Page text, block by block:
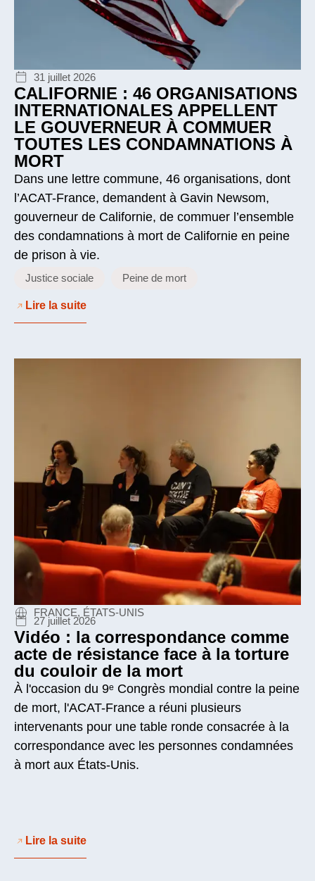
31 juillet 2026
CALIFORNIE : 46 ORGANISATIONS
INTERNATIONALES APPELLENT
LE GOUVERNEUR À COMMUER
TOUTES LES CONDAMNATIONS À
MORT
Dans une lettre commune, 46 organisations, dont
l’ACAT-France, demandent à Gavin Newsom,
gouverneur de Californie, de commuer l’ensemble
des condamnations à mort de Californie en peine
de prison à vie.
Justice sociale Peine de mort
Lire la suite
FRANCE, ÉTATS-UNIS
27 juillet 2026
Vidéo : la correspondance comme
acte de résistance face à la torture
du couloir de la mort
À l'occasion du 9ᵉ Congrès mondial contre la peine
de mort, l'ACAT-France a réuni plusieurs
intervenants pour une table ronde consacrée à la
correspondance avec les personnes condamnées
à mort aux États-Unis.
Lire la suite